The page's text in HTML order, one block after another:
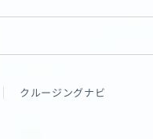
クルージングナビ